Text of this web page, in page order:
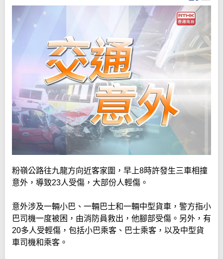
粉嶺公路往九龍方向近客家圍，早上8時許發生三車相撞
意外，導致23人受傷，大部份人輕傷。
意外涉及一輛小巴、一輛巴士和一輛中型貨車，警方指小
巴司機一度被困，由消防員救出，他腳部受傷。另外，有
20多人受輕傷，包括小巴乘客、巴士乘客，以及中型貨
車司機和乘客。